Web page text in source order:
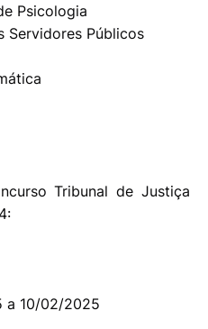
Psicologia
Servidores Públicos
Tribunal de Justiça
a 10/02/2025